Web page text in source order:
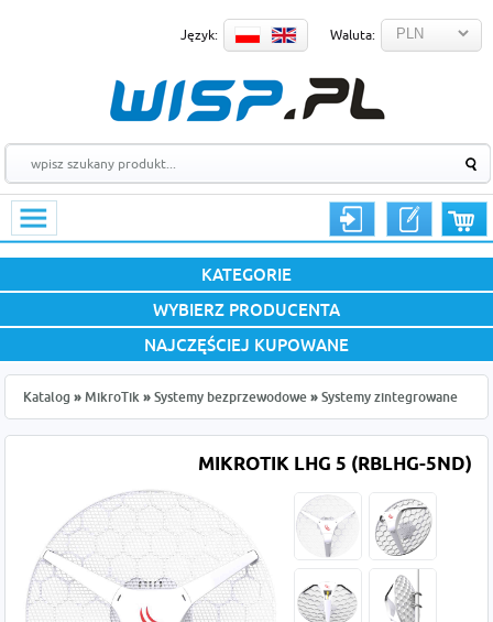
Język: Waluta:
KATEGORIE
WYBIERZ PRODUCENTA
NAJCZĘŚCIEJ KUPOWANE
Katalog » MikroTik » Systemy bezprzewodowe » Systemy zintegrowane
MIKROTIK LHG 5 (RBLHG-5ND)